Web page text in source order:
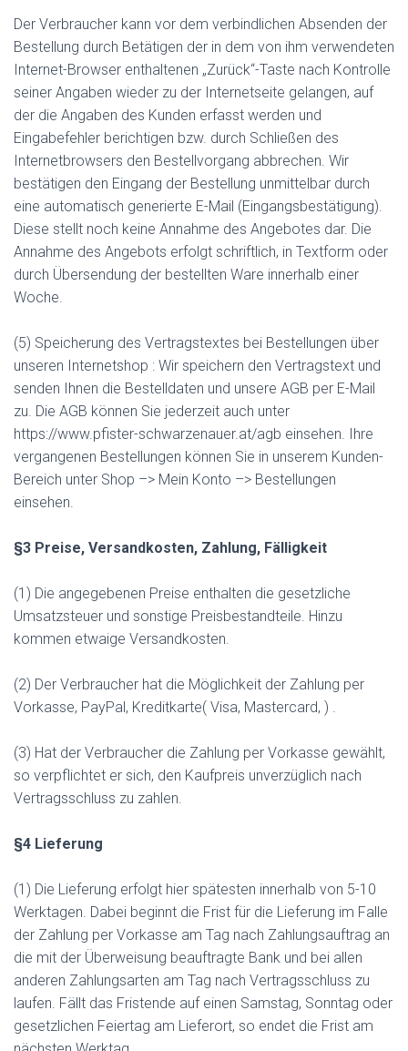
Der Verbraucher kann vor dem verbindlichen Absenden der
Bestellung durch Betätigen der in dem von ihm verwendeten
Internet-Browser enthaltenen „Zurück“-Taste nach Kontrolle
seiner Angaben wieder zu der Internetseite gelangen, auf
der die Angaben des Kunden erfasst werden und
Eingabefehler berichtigen bzw. durch Schließen des
Internetbrowsers den Bestellvorgang abbrechen. Wir
bestätigen den Eingang der Bestellung unmittelbar durch
eine automatisch generierte E-Mail (Eingangsbestätigung).
Diese stellt noch keine Annahme des Angebotes dar. Die
Annahme des Angebots erfolgt schriftlich, in Textform oder
durch Übersendung der bestellten Ware innerhalb einer
Woche.
(5) Speicherung des Vertragstextes bei Bestellungen über
unseren Internetshop : Wir speichern den Vertragstext und
senden Ihnen die Bestelldaten und unsere AGB per E-Mail
zu. Die AGB können Sie jederzeit auch unter
https://www.pfister-schwarzenauer.at/agb einsehen. Ihre
vergangenen Bestellungen können Sie in unserem Kunden-
Bereich unter Shop –> Mein Konto –> Bestellungen
einsehen.
§3 Preise, Versandkosten, Zahlung, Fälligkeit
(1) Die angegebenen Preise enthalten die gesetzliche
Umsatzsteuer und sonstige Preisbestandteile. Hinzu
kommen etwaige Versandkosten.
(2) Der Verbraucher hat die Möglichkeit der Zahlung per
Vorkasse, PayPal, Kreditkarte( Visa, Mastercard, ) .
(3) Hat der Verbraucher die Zahlung per Vorkasse gewählt,
so verpflichtet er sich, den Kaufpreis unverzüglich nach
Vertragsschluss zu zahlen.
§4 Lieferung
(1) Die Lieferung erfolgt hier spätesten innerhalb von 5-10
Werktagen. Dabei beginnt die Frist für die Lieferung im Falle
der Zahlung per Vorkasse am Tag nach Zahlungsauftrag an
die mit der Überweisung beauftragte Bank und bei allen
anderen Zahlungsarten am Tag nach Vertragsschluss zu
laufen. Fällt das Fristende auf einen Samstag, Sonntag oder
gesetzlichen Feiertag am Lieferort, so endet die Frist am